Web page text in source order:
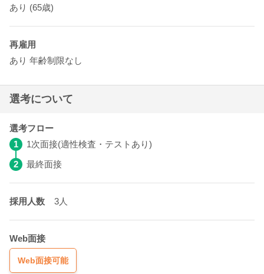
あり (65歳)
再雇用
あり 年齢制限なし
選考について
選考フロー
1
1次面接(適性検査・テストあり)
2
最終面接
採用人数 3人
Web面接
Web面接可能